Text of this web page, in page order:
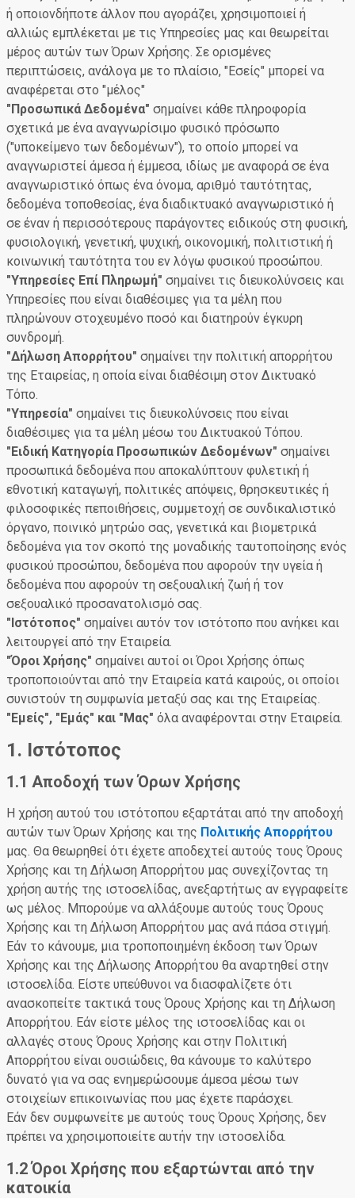
ή οποιονδήποτε άλλον που αγοράζει, χρησιμοποιεί ή
αλλιώς εμπλέκεται με τις Υπηρεσίες μας και θεωρείται
μέρος αυτών των Όρων Χρήσης. Σε ορισμένες
περιπτώσεις, ανάλογα με το πλαίσιο, "Εσείς" μπορεί να
αναφέρεται στο "μέλος"
"Προσωπικά Δεδομένα" σημαίνει κάθε πληροφορία
σχετικά με ένα αναγνωρίσιμο φυσικό πρόσωπο
("υποκείμενο των δεδομένων"), το οποίο μπορεί να
αναγνωριστεί άμεσα ή έμμεσα, ιδίως με αναφορά σε ένα
αναγνωριστικό όπως ένα όνομα, αριθμό ταυτότητας,
δεδομένα τοποθεσίας, ένα διαδικτυακό αναγνωριστικό ή
σε έναν ή περισσότερους παράγοντες ειδικούς στη φυσική,
φυσιολογική, γενετική, ψυχική, οικονομική, πολιτιστική ή
κοινωνική ταυτότητα του εν λόγω φυσικού προσώπου.
"Υπηρεσίες Επί Πληρωμή" σημαίνει τις διευκολύνσεις και
Υπηρεσίες που είναι διαθέσιμες για τα μέλη που
πληρώνουν στοχευμένο ποσό και διατηρούν έγκυρη
συνδρομή.
"Δήλωση Απορρήτου" σημαίνει την πολιτική απορρήτου
της Εταιρείας, η οποία είναι διαθέσιμη στον Δικτυακό
Τόπο.
"Υπηρεσία" σημαίνει τις διευκολύνσεις που είναι
διαθέσιμες για τα μέλη μέσω του Δικτυακού Τόπου.
"Ειδική Κατηγορία Προσωπικών Δεδομένων" σημαίνει
προσωπικά δεδομένα που αποκαλύπτουν φυλετική ή
εθνοτική καταγωγή, πολιτικές απόψεις, θρησκευτικές ή
φιλοσοφικές πεποιθήσεις, συμμετοχή σε συνδικαλιστικό
όργανο, ποινικό μητρώο σας, γενετικά και βιομετρικά
δεδομένα για τον σκοπό της μοναδικής ταυτοποίησης ενός
φυσικού προσώπου, δεδομένα που αφορούν την υγεία ή
δεδομένα που αφορούν τη σεξουαλική ζωή ή τον
σεξουαλικό προσανατολισμό σας.
"Ιστότοπος" σημαίνει αυτόν τον ιστότοπο που ανήκει και
λειτουργεί από την Εταιρεία.
"Όροι Χρήσης" σημαίνει αυτοί οι Όροι Χρήσης όπως
τροποποιούνται από την Εταιρεία κατά καιρούς, οι οποίοι
συνιστούν τη συμφωνία μεταξύ σας και της Εταιρείας.
"Εμείς", "Εμάς" και "Μας" όλα αναφέρονται στην Εταιρεία.
1. Ιστότοπος
1.1 Αποδοχή των Όρων Χρήσης
Η χρήση αυτού του ιστότοπου εξαρτάται από την αποδοχή
αυτών των Όρων Χρήσης και της Πολιτικής Απορρήτου
μας. Θα θεωρηθεί ότι έχετε αποδεχτεί αυτούς τους Όρους
Χρήσης και τη Δήλωση Απορρήτου μας συνεχίζοντας τη
χρήση αυτής της ιστοσελίδας, ανεξαρτήτως αν εγγραφείτε
ως μέλος. Μπορούμε να αλλάξουμε αυτούς τους Όρους
Χρήσης και τη Δήλωση Απορρήτου μας ανά πάσα στιγμή.
Εάν το κάνουμε, μια τροποποιημένη έκδοση των Όρων
Χρήσης και της Δήλωσης Απορρήτου θα αναρτηθεί στην
ιστοσελίδα. Είστε υπεύθυνοι να διασφαλίζετε ότι
ανασκοπείτε τακτικά τους Όρους Χρήσης και τη Δήλωση
Απορρήτου. Εάν είστε μέλος της ιστοσελίδας και οι
αλλαγές στους Όρους Χρήσης και στην Πολιτική
Απορρήτου είναι ουσιώδεις, θα κάνουμε το καλύτερο
δυνατό για να σας ενημερώσουμε άμεσα μέσω των
στοιχείων επικοινωνίας που μας έχετε παράσχει.
Εάν δεν συμφωνείτε με αυτούς τους Όρους Χρήσης, δεν
πρέπει να χρησιμοποιείτε αυτήν την ιστοσελίδα.
1.2 Όροι Χρήσης που εξαρτώνται από την
κατοικία